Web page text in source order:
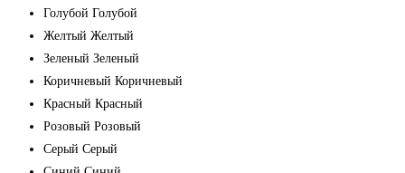
Голубой Голубой
Желтый Желтый
Зеленый Зеленый
Коричневый Коричневый
Красный Красный
Розовый Розовый
Серый Серый